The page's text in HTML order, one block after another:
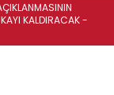
KALDIRACAK -